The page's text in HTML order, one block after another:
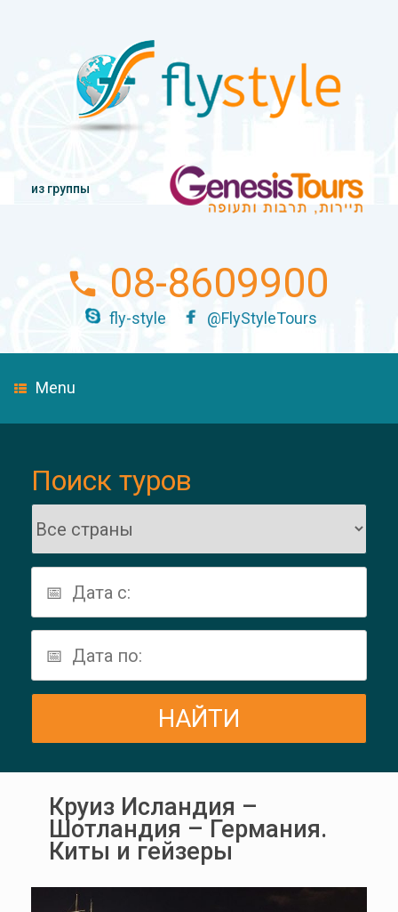
из группы
08-8609900
fly-style @FlyStyleTours
Menu
Поиск туров
Круиз Исландия –
Шотландия – Германия.
Киты и гейзеры